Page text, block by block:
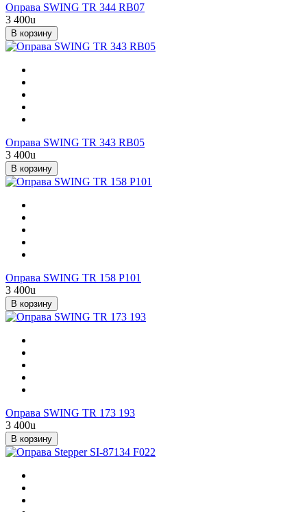
Оправа SWING TR 344 RB07
3 400u
В корзину
Оправа SWING TR 343 RB05
3 400u
В корзину
Оправа SWING TR 158 P101
3 400u
В корзину
Оправа SWING TR 173 193
3 400u
В корзину